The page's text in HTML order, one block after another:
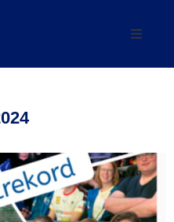
Verein
Abteilung
Mannschaften
Förderverein